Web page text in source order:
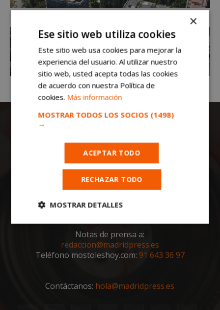
Todas las noticias de Móstoles en
mostoleshoy.com. Mantente informado de
toda la actualidad, noticias, eventos, ocio y
Notas de prensa a:
redaccion@madridpress.es
Teléfono mostoleshoy.com: 91 643 36 97
Contáctanos: hola@madridpress.es
×
Ese sitio web utiliza cookies
Este sitio web usa cookies para mejorar la
experiencia del usuario. Al utilizar nuestro
sitio web, usted acepta todas las cookies
de acuerdo con nuestra Política de
cookies. Más información
MOSTRAR TODOS LOS SOCIOS (1498)
→
ACEPTAR TODO
RECHAZAR TODO
MOSTRAR DETALLES
Cookies
estrictamente
necesarias
Cookies de
rendimiento
preferencias
funcionalidad